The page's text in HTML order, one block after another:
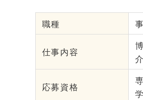
職種
仕事内容
応募資格